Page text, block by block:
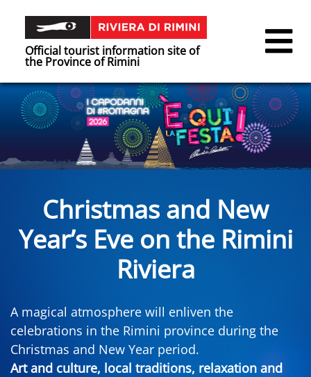
Official tourist information site of
the Province of Rimini
Christmas and New
Year’s Eve on the Rimini
Riviera
A magical atmosphere will enliven the
celebrations in the Rimini province during the
Christmas and New Year period.
Art and culture, local traditions, relaxation and